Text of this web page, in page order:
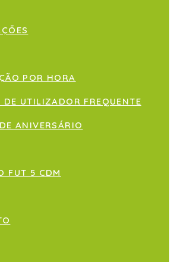
POR HORA
DE UTILIZADOR FREQUENTE
ANIVERSÁRIO
FUT 5 CDM